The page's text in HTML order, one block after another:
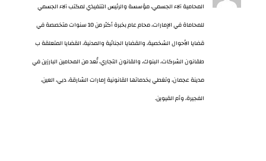
المحامية آلاء الجسمي، مؤسسة والرئيس التنفيذي لمكتب آلاء الجسمي
للمحاماة في الإمارات، محام عام بخبرة أكثر من 10 سنوات متخصصة في
قضايا الأحوال الشخصية، والقضايا الجنائية والمدنية، القضايا المتعلقة ب
طقانون الشركات، البنوك، والقانون التجاري، تُعد من المحامين البارزين في
مدينة عجمان، وتغطي بخدماتها القانونية إمارات الشارقة، دبي، العين،
الفجيرة، وأم القيوين.